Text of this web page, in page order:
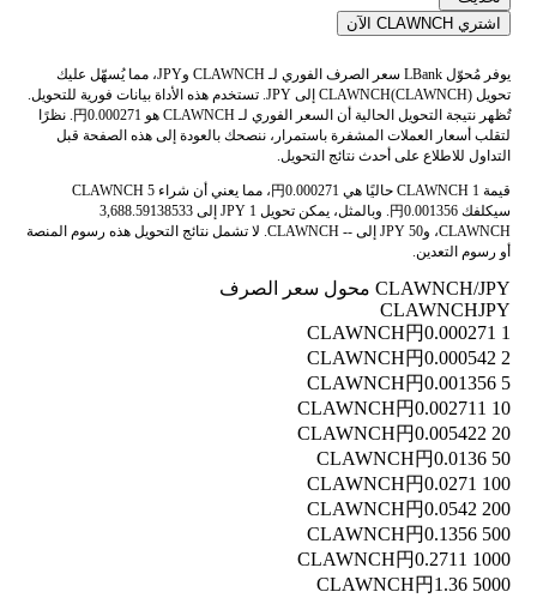
اشتري CLAWNCH الآن
يوفر مُحوّل LBank سعر الصرف الفوري لـ CLAWNCH وJPY، مما يُسهّل عليك
تحويل CLAWNCH(CLAWNCH) إلى JPY. تستخدم هذه الأداة بيانات فورية للتحويل.
تُظهر نتيجة التحويل الحالية أن السعر الفوري لـ CLAWNCH هو 円0.000271. نظرًا
لتقلب أسعار العملات المشفرة باستمرار، ننصحك بالعودة إلى هذه الصفحة قبل
التداول للاطلاع على أحدث نتائج التحويل.
قيمة 1 CLAWNCH حاليًا هي 円0.000271، مما يعني أن شراء 5 CLAWNCH
سيكلفك 円0.001356. وبالمثل، يمكن تحويل 1 JPY إلى 3,688.59138533
CLAWNCH، و50 JPY إلى -- CLAWNCH. لا تشمل نتائج التحويل هذه رسوم المنصة
أو رسوم التعدين.
CLAWNCH/JPY محول سعر الصرف
CLAWNCHJPY
1 CLAWNCH
円0.000271
2 CLAWNCH
円0.000542
5 CLAWNCH
円0.001356
10 CLAWNCH
円0.002711
20 CLAWNCH
円0.005422
50 CLAWNCH
円0.0136
100 CLAWNCH
円0.0271
200 CLAWNCH
円0.0542
500 CLAWNCH
円0.1356
1000 CLAWNCH
円0.2711
5000 CLAWNCH
円1.36